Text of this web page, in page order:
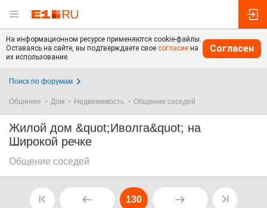
На информационном ресурсе применяются cookie-файлы.
Оставаясь на сайте, вы подтверждаете свое согласие на
их использование.
Согласен
Поиск по форумам
Общение Дом Недвижимость Общение соседей
Жилой дом &quot;Иволга&quot; на
Широкой речке
Общение соседей
130